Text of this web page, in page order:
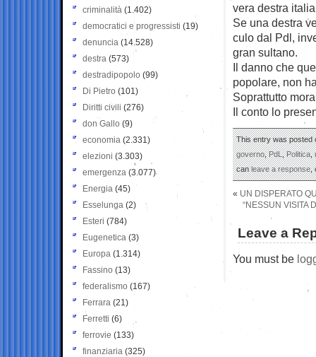
vera destra
Se una destra
culo dal Pdl,
gran sultano.
Il danno che
popolare, non
Soprattutto
Il conto lo
This entry was posted
governo,PdL,Politica,
canleave a response,
« UN DISPERATO
“NESSUN VISITA
Leave a
You must be
criminalità (1.402)
democratici e progressisti (19)
denuncia (14.528)
destra (573)
destradipopolo (99)
Di Pietro (101)
Diritti civili (276)
don Gallo (9)
economia (2.331)
elezioni (3.303)
emergenza (3.077)
Energia (45)
Esselunga (2)
Esteri (784)
Eugenetica (3)
Europa (1.314)
Fassino (13)
federalismo (167)
Ferrara (21)
Ferretti (6)
ferrovie (133)
finanziaria (325)